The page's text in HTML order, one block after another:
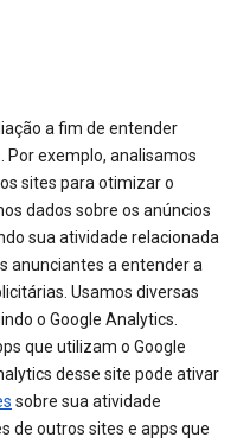
a fim de entender
Por exemplo, analisamos
sites para otimizar o
dados sobre os anúncios
sua atividade relacionada
anunciantes a entender a
Usamos diversas
o Google Analytics.
que utilizam o Google
desse site pode ativar
sobre sua atividade
de outros sites e apps que